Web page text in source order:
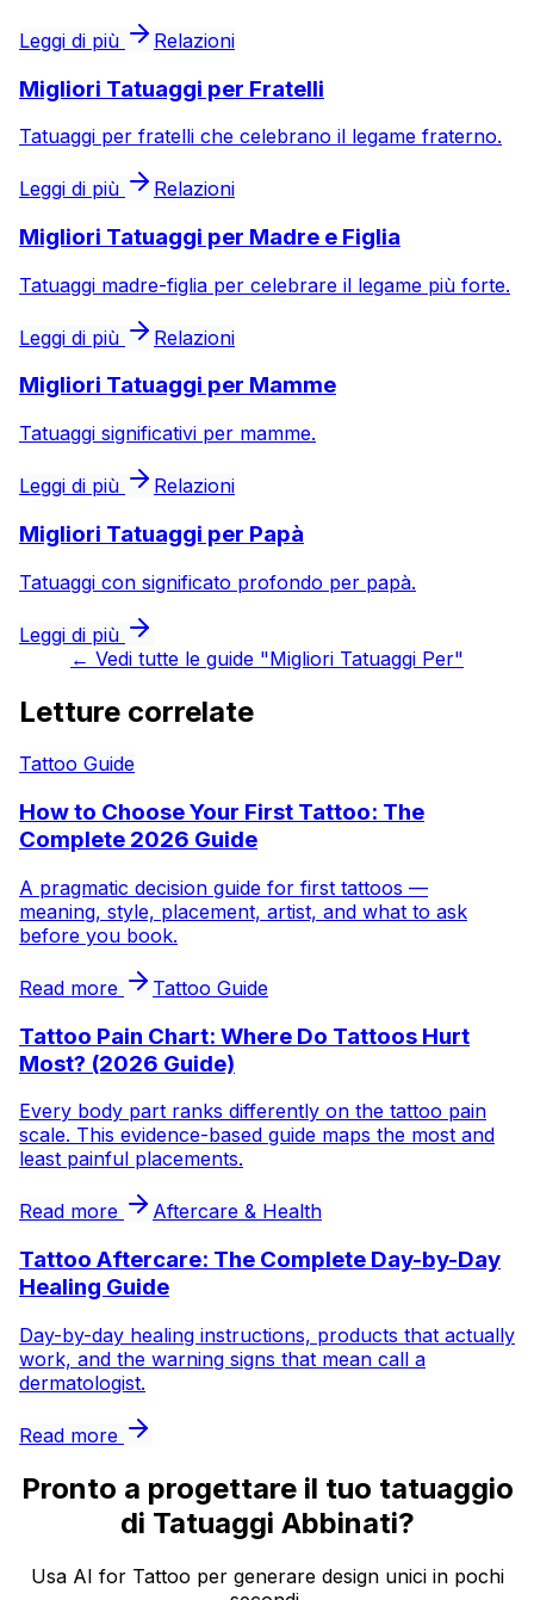
Leggi di più Relazioni
Migliori Tatuaggi per Fratelli
Tatuaggi per fratelli che celebrano il legame fraterno.
Leggi di più Relazioni
Migliori Tatuaggi per Madre e Figlia
Tatuaggi madre-figlia per celebrare il legame più forte.
Leggi di più Relazioni
Migliori Tatuaggi per Mamme
Tatuaggi significativi per mamme.
Leggi di più Relazioni
Migliori Tatuaggi per Papà
Tatuaggi con significato profondo per papà.
Leggi di più
← Vedi tutte le guide "Migliori Tatuaggi Per"
Letture correlate
Tattoo Guide
How to Choose Your First Tattoo: The
Complete 2026 Guide
A pragmatic decision guide for first tattoos —
meaning, style, placement, artist, and what to ask
before you book.
Read more Tattoo Guide
Tattoo Pain Chart: Where Do Tattoos Hurt
Most? (2026 Guide)
Every body part ranks differently on the tattoo pain
scale. This evidence-based guide maps the most and
least painful placements.
Read more Aftercare & Health
Tattoo Aftercare: The Complete Day-by-Day
Healing Guide
Day-by-day healing instructions, products that actually
work, and the warning signs that mean call a
dermatologist.
Read more
Pronto a progettare il tuo tatuaggio
di Tatuaggi Abbinati?
Usa AI for Tattoo per generare design unici in pochi